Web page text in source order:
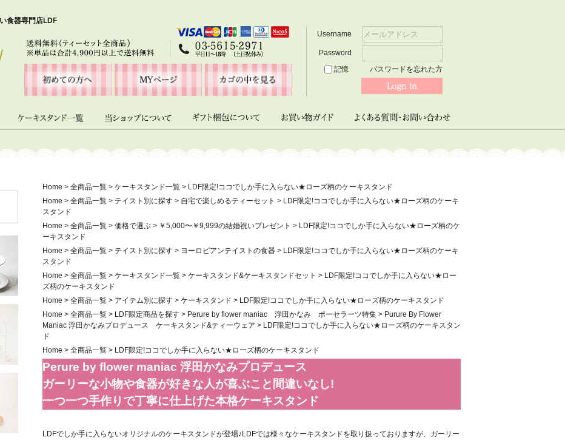
食器専門店LDF
Username
Password
パスワードを忘れた方
記憶
Home > 全商品一覧 > ケーキスタンド一覧 > LDF限定!ココでしか手に入らない★ローズ柄のケーキスタンド
Home > 全商品一覧 > テイスト別に探す > 自宅で楽しめるティーセット > LDF限定!ココでしか手に入らない★ローズ柄のケーキ
スタンド
Home > 全商品一覧 > 価格で選ぶ > ￥5,000〜￥9,999の結婚祝いプレゼント > LDF限定!ココでしか手に入らない★ローズ柄のケ
ーキスタンド
Home > 全商品一覧 > テイスト別に探す > ヨーロピアンテイストの食器 > LDF限定!ココでしか手に入らない★ローズ柄のケーキ
スタンド
Home > 全商品一覧 > ケーキスタンド一覧 > ケーキスタンド&ケーキスタンドセット > LDF限定!ココでしか手に入らない★ロー
ズ柄のケーキスタンド
Home > 全商品一覧 > アイテム別に探す > ケーキスタンド > LDF限定!ココでしか手に入らない★ローズ柄のケーキスタンド
Home > 全商品一覧 > LDF限定商品を探す > Perure by flower maniac 浮田かなみ ポーセラーツ特集 > Purure By Flower
Maniac 浮田かなみプロデュース ケーキスタンド&ティーウェア > LDF限定!ココでしか手に入らない★ローズ柄のケーキスタン
ド
Home > 全商品一覧 > LDF限定!ココでしか手に入らない★ローズ柄のケーキスタンド
Perure by flower maniac 浮田かなみプロデュース
ガーリーな小物や食器が好きな人が喜ぶこと間違いなし!
一つ一つ手作りで丁寧に仕上げた本格ケーキスタンド
LDFでしか手に入らないオリジナルのケーキスタンドが登場♪LDFでは様々なケーキスタンドを取り扱っておりますが、ガーリー